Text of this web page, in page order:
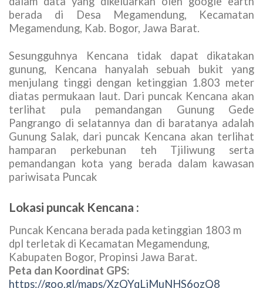
Trekking di Puncak Bogor – Menurut peta Rupa
gunung Kencana berada pada 1.796 m dpl,
sementara itu yang tertera ada monumen di
puncak Kencana itu tertera 1803 mdpl. Titik
koordinat puncak Kencana berada pada 48 M
07187990, UTM 9263482.
Secara administratif Gunung Kencana berada di
Kampung Rawa Gede, Desa Tugu Utara,
Kecamatan Cisarua, Kabupaten Bogor, namun
dalam data yang dikeluarkan oleh google earth
Megamendung, Kab. Bogor, Jawa Barat.
Sesungguhnya Kencana tidak dapat dikatakan
gunung, Kencana hanyalah sebuah bukit yang
menjulang tinggi dengan ketinggian 1.803 meter
diatas permukaan laut. Dari puncak Kencana akan